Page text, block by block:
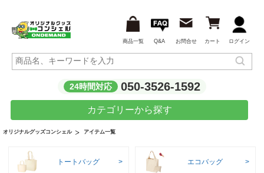
商品一覧 Q&A お問合せ カート ログイン
24時間対応 050-3526-1592
カテゴリーから探す
オリジナルグッズコンシェル アイテム一覧
トートバッグ エコバッグ